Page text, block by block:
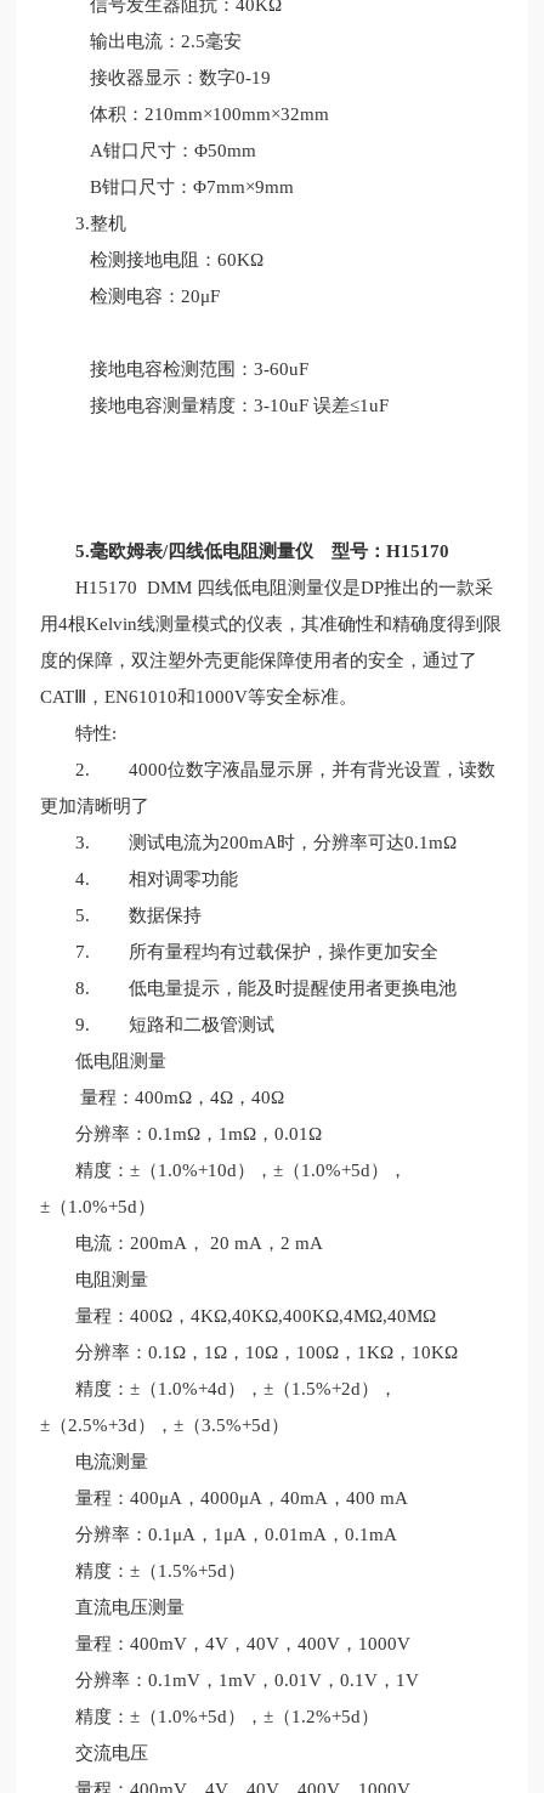
信号发生器阻抗：40KΩ
输出电流：2.5毫安
接收器显示：数字0-19
体积：210mm×100mm×32mm
A钳口尺寸：Φ50mm
B钳口尺寸：Φ7mm×9mm
3.整机
检测接地电阻：60KΩ
检测电容：20μF
接地电容检测范围：3-60uF
接地电容测量精度：3-10uF 误差≤1uF
5.毫欧姆表/四线低电阻测量仪 型号：H15170
H15170 DMM 四线低电阻测量仪是DP推出的一款采
用4根Kelvin线测量模式的仪表，其准确性和精确度得到限
度的保障，双注塑外壳更能保障使用者的安全，通过了
CATⅢ，EN61010和1000V等安全标准。
特性:
2. 4000位数字液晶显示屏，并有背光设置，读数
更加清晰明了
3. 测试电流为200mA时，分辨率可达0.1mΩ
4. 相对调零功能
5. 数据保持
7. 所有量程均有过载保护，操作更加安全
8. 低电量提示，能及时提醒使用者更换电池
9. 短路和二极管测试
低电阻测量
量程：400mΩ，4Ω，40Ω
分辨率：0.1mΩ，1mΩ，0.01Ω
精度：±（1.0%+10d），±（1.0%+5d），
±（1.0%+5d）
电流：200mA， 20 mA，2 mA
电阻测量
量程：400Ω，4KΩ,40KΩ,400KΩ,4MΩ,40MΩ
分辨率：0.1Ω，1Ω，10Ω，100Ω，1KΩ，10KΩ
精度：±（1.0%+4d），±（1.5%+2d），
±（2.5%+3d），±（3.5%+5d）
电流测量
量程：400μA，4000μA，40mA，400 mA
分辨率：0.1μA，1μA，0.01mA，0.1mA
精度：±（1.5%+5d）
直流电压测量
量程：400mV，4V，40V，400V，1000V
分辨率：0.1mV，1mV，0.01V，0.1V，1V
精度：±（1.0%+5d），±（1.2%+5d）
交流电压